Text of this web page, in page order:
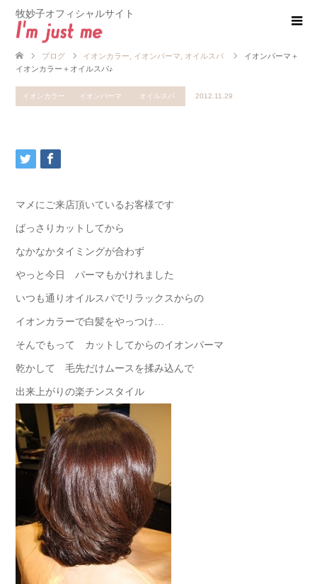
牧妙子オフィシャルサイト
ブログ イオンカラー イオンパーマ オイルスパ
イオンパーマ＋
イオンカラー＋オイルスパ♪
イオンカラー イオンパーマ オイルスパ 2012.11.29
マメにご来店頂いているお客様です
ばっさりカットしてから
なかなかタイミングが合わず
やっと今日 パーマもかけれました
いつも通りオイルスパでリラックスからの
イオンカラーで白髪をやっつけ…
そんでもって カットしてからのイオンパーマ
乾かして 毛先だけムースを揉み込んで
出来上がりの楽チンスタイル